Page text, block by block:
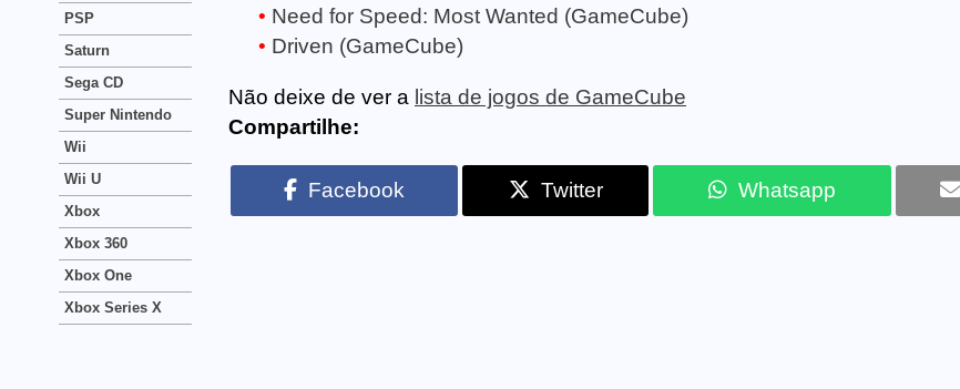
Need for Speed: Most Wanted (GameCube)
Driven (GameCube)
Não deixe de ver a lista de jogos de GameCube
Compartilhe:
Facebook Twitter Whatsapp
PSP
Saturn
Sega CD
Super Nintendo
Wii
Wii U
Xbox
Xbox 360
Xbox One
Xbox Series X